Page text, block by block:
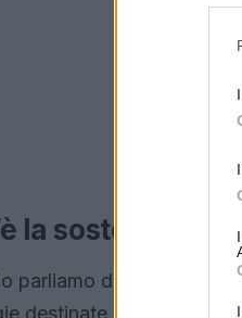
la sostenibilità
parliamo di sostenibilità